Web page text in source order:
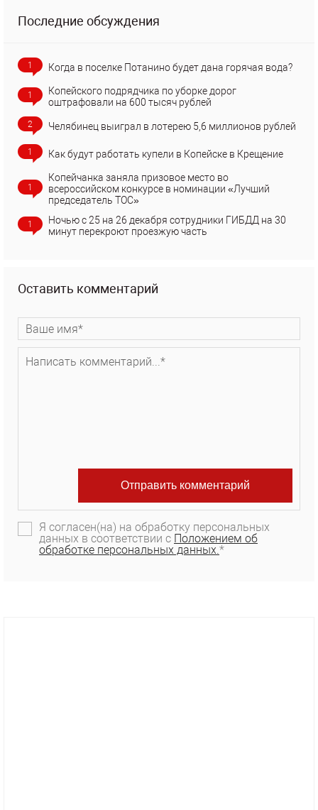
Последние обсуждения
1 Когда в поселке Потанино будет дана горячая вода?
1
Копейского подрядчика по уборке дорог
оштрафовали на 600 тысяч рублей
2 Челябинец выиграл в лотерею 5,6 миллионов рублей
1 Как будут работать купели в Копейске в Крещение
1
Копейчанка заняла призовое место во
всероссийском конкурсе в номинации «Лучший
председатель ТОС»
1
Ночью с 25 на 26 декабря сотрудники ГИБДД на 30
минут перекроют проезжую часть
Оставить комментарий
Я согласен(на) на обработку персональных
данных в соответствии с Положением об
обработке персональных данных.*